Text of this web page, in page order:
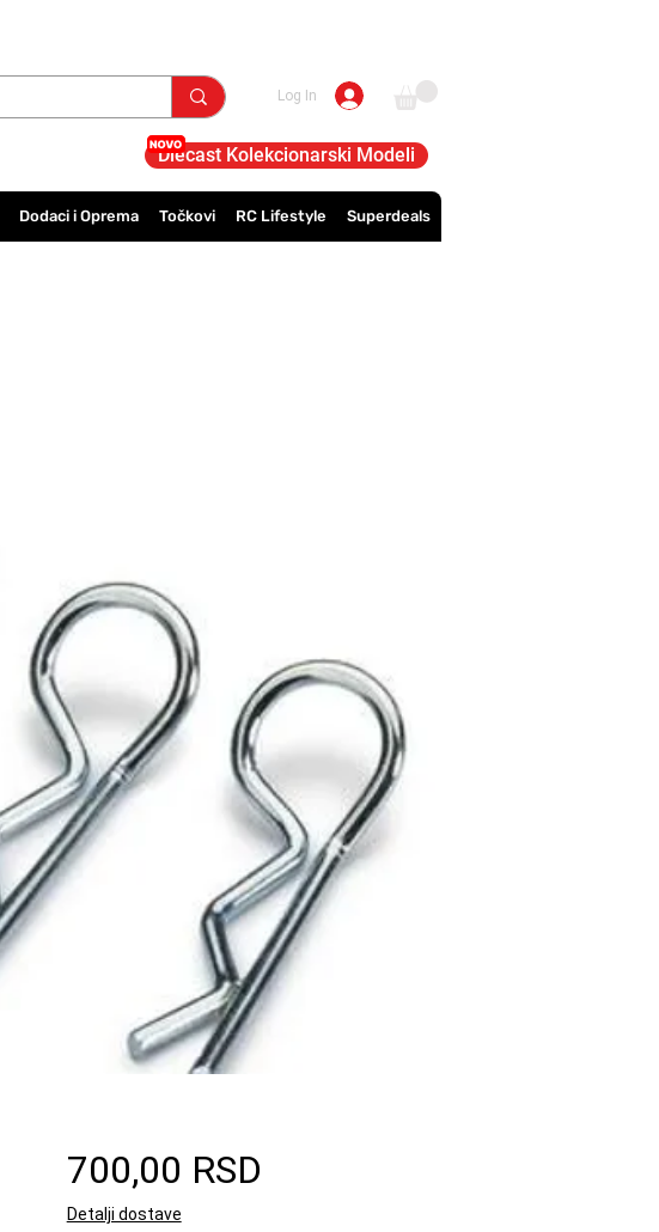
Log In
Diecast Kolekcionarski Modeli
Dodaci i Oprema Točkovi RC Lifestyle Superdeals
700,00 RSD
Detalji dostave